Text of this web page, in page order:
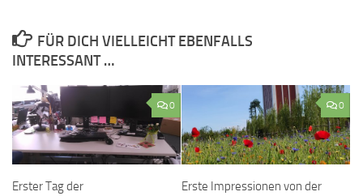
FÜR DICH VIELLEICHT EBENFALLS
INTERESSANT …
0
Erster Tag der
0
Erste Impressionen von der